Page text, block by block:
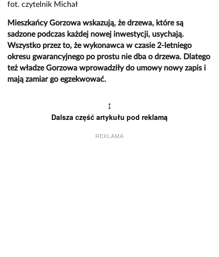
fot. czytelnik Michał
Mieszkańcy Gorzowa wskazują, że drzewa, które są
sadzone podczas każdej nowej inwestycji, usychają.
Wszystko przez to, że wykonawca w czasie 2-letniego
okresu gwarancyjnego po prostu nie dba o drzewa. Dlatego
też władze Gorzowa wprowadziły do umowy nowy zapis i
mają zamiar go egzekwować.
↕
Dalsza część artykułu pod reklamą
REKLAMA